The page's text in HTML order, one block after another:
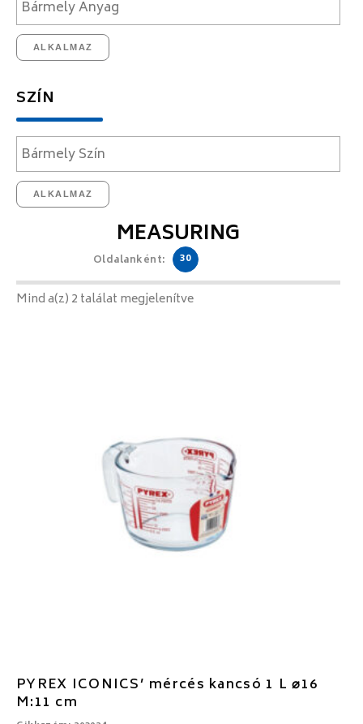
ALKALMAZ
SZÍN
ALKALMAZ
MEASURING
Oldalanként: 30
Mind a(z) 2 találat megjelenítve
PYREX ICONICS’ mércés kancsó 1 L ⌀16
M:11 cm